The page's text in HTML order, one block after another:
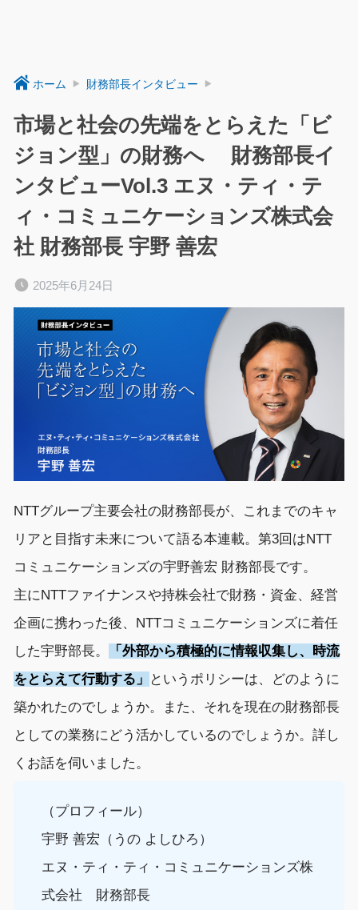
ホーム 財務部長インタビュー
市場と社会の先端をとらえた「ビ
ジョン型」の財務へ 財務部長イ
ンタビューVol.3 エヌ・ティ・テ
ィ・コミュニケーションズ株式会
社 財務部長 宇野 善宏
2025年6月24日
NTTグループ主要会社の財務部長が、これまでのキャ
リアと目指す未来について語る本連載。第3回はNTT
コミュニケーションズの宇野善宏 財務部長です。
主にNTTファイナンスや持株会社で財務・資金、経営
企画に携わった後、NTTコミュニケーションズに着任
した宇野部長。
「外部から積極的に情報収集し、時流
をとらえて行動する」
というポリシーは、どのように
築かれたのでしょうか。また、それを現在の財務部長
としての業務にどう活かしているのでしょうか。詳し
くお話を伺いました。
（プロフィール）
宇野 善宏（うの よしひろ）
エヌ・ティ・ティ・コミュニケーションズ株
式会社 財務部長